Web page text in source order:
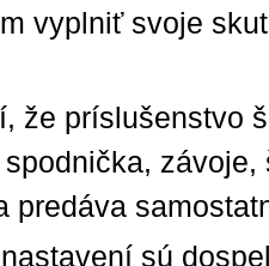
vyplniť svoje
že príslušenstvo
predáva
sú